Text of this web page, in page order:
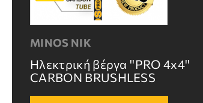
Laser Κρήτης Επικοινωνία
Συχνές
Ερωτήσεις
Τεχνική
Υποστήριξη
MINOS NIK
Ηλεκτρική βέργα ''PRO 4x4''
CARBON BRUSHLESS